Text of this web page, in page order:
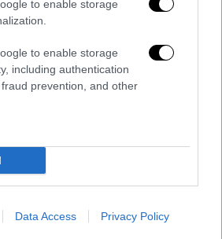
to enable storage
to enable storage
including authentication
prevention, and other
Data Access Privacy Policy
του OPEN,
αναφέρθηκε και στην
τις επόμενες μέρες
επόμενες μέρες θα
την
περιοχή
τοπίο που αναμένεται
τη χώρα μας από αύριο,